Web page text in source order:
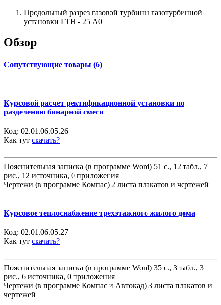
Продольный разрез газовой турбины газотурбинной
установки ГТН - 25 А0
Обзор
Сопутствующие товары (6)
Курсовой расчет ректификационной установки по
разделению бинарной смеси
Код: 02.01.06.05.26
Как тут скачать?
Пояснительная записка (в программе Word) 51 с., 12 табл., 7
рис., 12 источника, 0 приложения
Чертежи (в программе Компас) 2 листа плакатов и чертежей
Курсовое теплоснабжение трехэтажного жилого дома
Код: 02.01.06.05.27
Как тут скачать?
Пояснительная записка (в программе Word) 35 с., 3 табл., 3
рис., 6 источника, 0 приложения
Чертежи (в программе Компас и Автокад) 3 листа плакатов и
чертежей